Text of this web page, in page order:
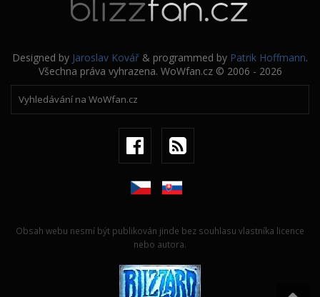
Designed by Jaroslav Kovář & programmed by Patrik Hoffmann.
Všechna práva vyhrazena. WoWfan.cz © 2006 - 2026
Obsah webu nesmí být publikován jinde bez souhlasu vlastníka licence
nebo autora.